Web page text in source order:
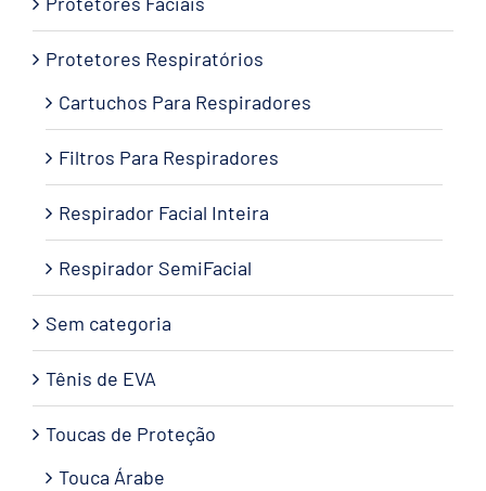
Protetores Respiratórios
Cartuchos Para Respiradores
Filtros Para Respiradores
Respirador Facial Inteira
Respirador SemiFacial
Sem categoria
Tênis de EVA
Toucas de Proteção
Touca Árabe